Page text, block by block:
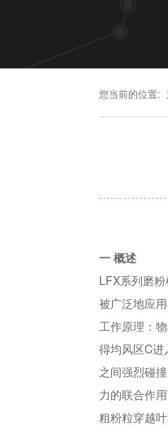
您当前的位置:
一 概述
LFX系列磨
被广泛地应
工作原理：
得均风区C
之间强烈碰
力的联合作
粗粉粒穿越